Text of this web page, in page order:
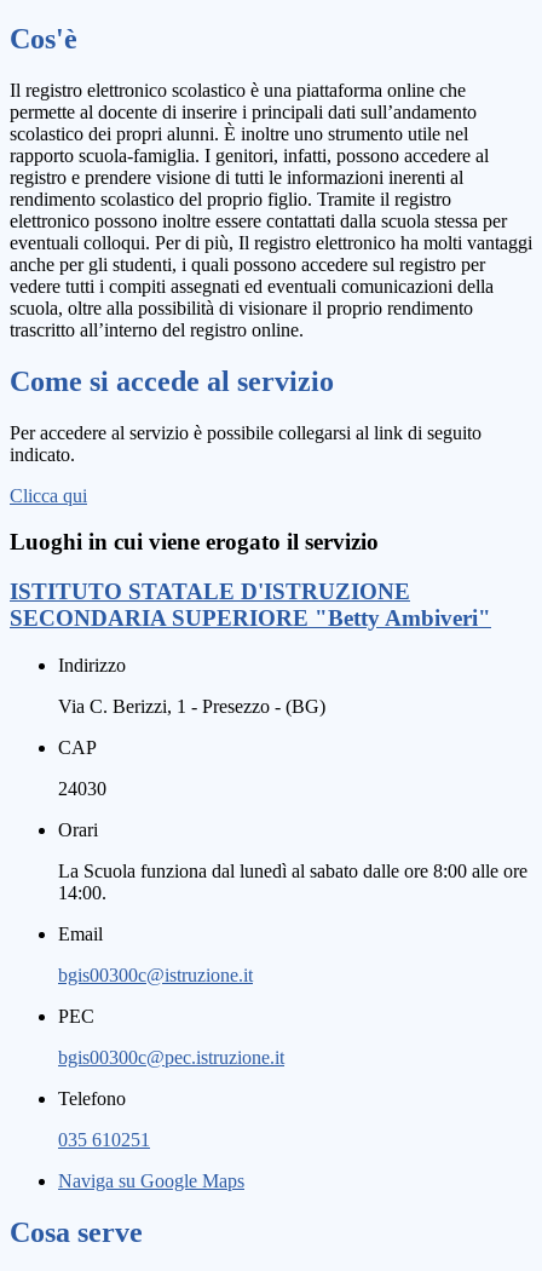
Cos'è
Il registro elettronico scolastico è una piattaforma online che
permette al docente di inserire i principali dati sull’andamento
scolastico dei propri alunni. È inoltre uno strumento utile nel
rapporto scuola-famiglia. I genitori, infatti, possono accedere al
registro e prendere visione di tutti le informazioni inerenti al
rendimento scolastico del proprio figlio. Tramite il registro
elettronico possono inoltre essere contattati dalla scuola stessa per
eventuali colloqui. Per di più, Il registro elettronico ha molti vantaggi
anche per gli studenti, i quali possono accedere sul registro per
vedere tutti i compiti assegnati ed eventuali comunicazioni della
scuola, oltre alla possibilità di visionare il proprio rendimento
trascritto all’interno del registro online.
Come si accede al servizio
Per accedere al servizio è possibile collegarsi al link di seguito
indicato.
Clicca qui
Luoghi in cui viene erogato il servizio
ISTITUTO STATALE D'ISTRUZIONE
SECONDARIA SUPERIORE "Betty Ambiveri"
Indirizzo
Via C. Berizzi, 1 - Presezzo - (BG)
CAP
24030
Orari
La Scuola funziona dal lunedì al sabato dalle ore 8:00 alle ore
14:00.
Email
bgis00300c@istruzione.it
PEC
bgis00300c@pec.istruzione.it
Telefono
035 610251
Naviga su Google Maps
Cosa serve